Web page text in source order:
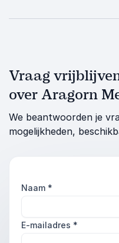
Vraag
over Aragorn
We beantwoorden je
mogelijkheden,
Naam *
E-mailadres *